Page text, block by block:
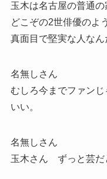
玉木は名古屋の普通の
どこぞの2世俳優のよ
真面目で堅実な人なん
名無しさん
むしろ今までファン
いい。
名無しさん
玉木さん ずっと芸だ